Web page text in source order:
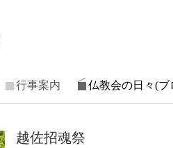
行事案内 仏教会の日々(ブ
越佐招魂祭